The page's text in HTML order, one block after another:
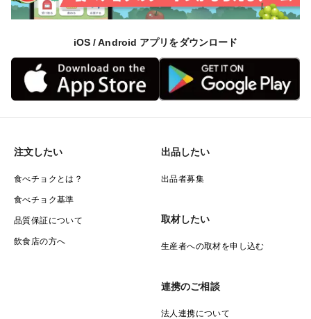
iOS / Android アプリをダウンロード
注文したい
食べチョクとは？
食べチョク基準
品質保証について
飲食店の方へ
出品したい
出品者募集
取材したい
生産者への取材を申し込む
連携のご相談
法人連携について